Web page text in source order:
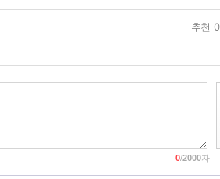
추천 0
0/2000자